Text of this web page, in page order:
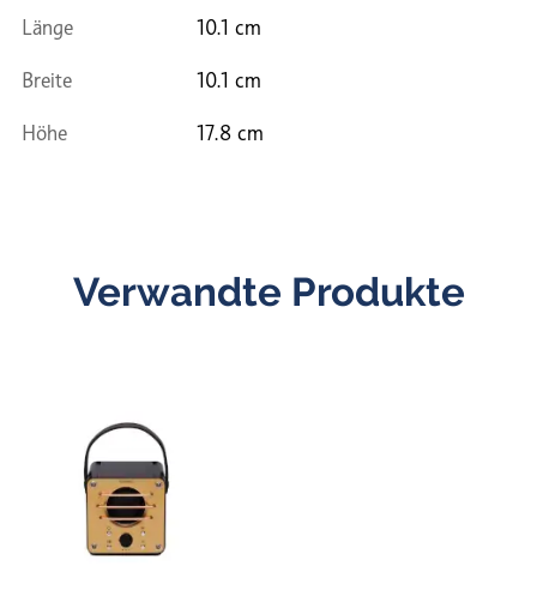
Länge 10.1 cm
Breite 10.1 cm
Höhe 17.8 cm
Verwandte Produkte